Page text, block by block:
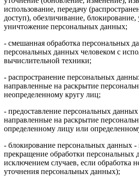
использование, передачу
доступ), обезличивание, блокирование,
уничтожение персональных данных;
- смешанная обработка персональных
персональных данных человеком с
вычислительной техники;
- распространение персональных
направленные на раскрытие
неопределенному кругу лиц;
- предоставление персональных данных
направленные на раскрытие
определенному лицу или
- блокирование персональных данных -
прекращение обработки персональных
исключением случаев, если обработка
уточнения персональных данных);